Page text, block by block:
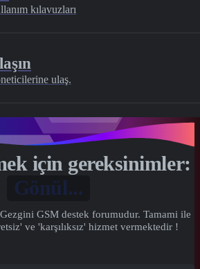
kılavuzları
ulaş.
için gereksinimler:
Gönül...
GSM destek forumudur. Tamami ile
ve 'karşılıksız' hizmet vermektedir !